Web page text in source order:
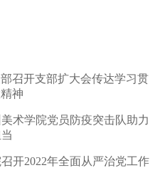
召开支部扩大会传达学习贯
神
术学院党员防疫突击队助力
开2022年全面从严治党工作